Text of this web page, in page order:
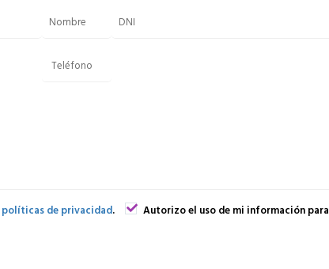
políticas de privacidad. Autorizo el uso de mi información para